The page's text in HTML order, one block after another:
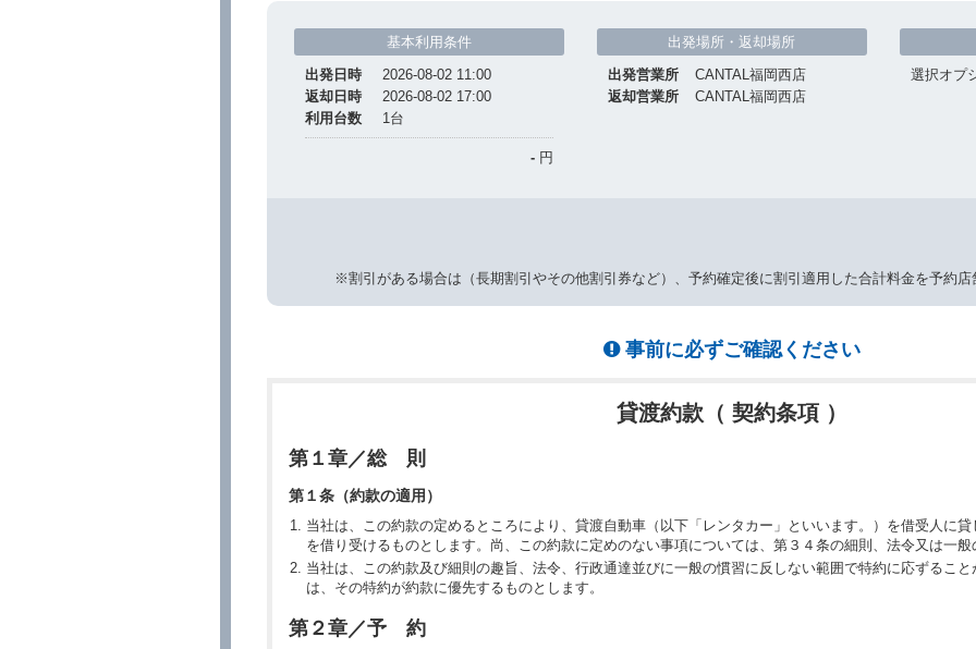
基本利用条件
出発日時
2026-08-02 11:00
返却日時
2026-08-02 17:00
利用台数
1 台
- 円
出発場所・返却場所
出発営業所
CANTAL福岡西店
返却営業所
CANTAL福岡西店
選択オプ
※割引がある場合は（長期割引やその他割引券など）、予約確定後に割引適用した合計料金を予約店
事前に必ずご確認ください
貸渡約款（ 契約条項 ）
第１章／総 則
第１条（約款の適用）
当社は、この約款の定めるところにより、貸渡自動車（以下「レンタカー」といいます。）を借受人に
を借り受けるものとします。尚、この約款に定めのない事項については、第３４条の細則、法令又は一般
当社は、この約款及び細則の趣旨、法令、行政通達並びに一般の慣習に反しない範囲で特約に応ずるこ
は、その特約が約款に優先するものとします。
第２章／予 約